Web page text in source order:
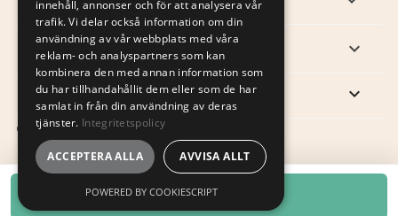
DITT KONTO 
BUTIKSINFORMATION keyboard_arrow_down
© 2025 Vovvo.se – drivs av Vitacanis AB
shopping_cartLÄGG I VARUKORG
innehåll, annonser och för att analysera vår
trafik. Vi delar också information om din
användning av vår webbplats med våra
reklam- och analyspartners som kan
kombinera den med annan information som
du har tillhandahållit dem eller som de har
samlat in från din användning av deras
tjänster. Integritetspolicy
ACCEPTERA ALLA AVVISA ALLT
POWERED BY COOKIESCRIPT